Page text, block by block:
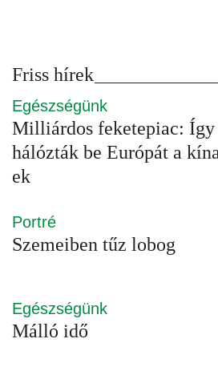
Friss hírek
Egészségünk
Milliárdos feketepiac: Így
hálózták be Európát a
ek
Portré
Szemeiben tűz lobog
Egészségünk
Málló idő